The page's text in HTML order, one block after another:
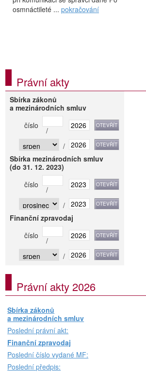
osmnáctileté ... pokračování
Právní akty
Sbírka zákonů
a mezinárodních smluv
číslo
/
/
Sbírka mezinárodních smluv
(do 31. 12. 2023)
číslo
/
/
Finanční zpravodaj
číslo
/
/
Právní akty 2026
Sbírka zákonů
a mezinárodních smluv
Poslední právní akt:
Finanční zpravodaj
Poslední číslo vydané MF:
Poslední předpis: